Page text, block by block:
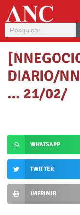
DIARIO/
… 21/02/
WHATSAPP
TWITTER
IMPRIMIR